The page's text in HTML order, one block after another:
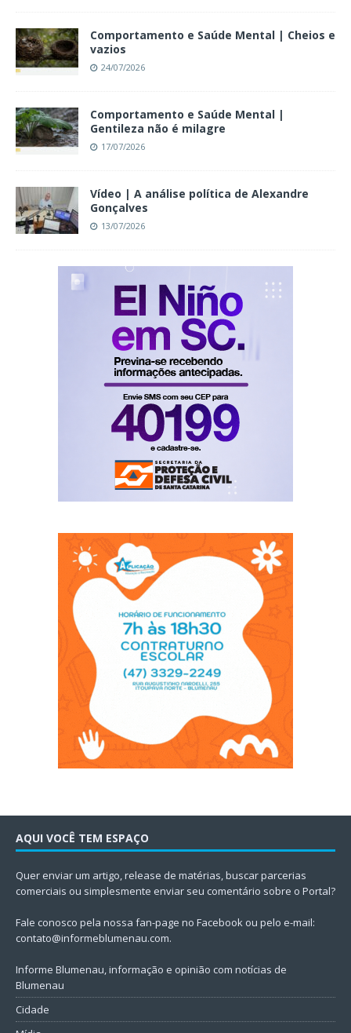
Comportamento e Saúde Mental | Cheios e
vazios
24/07/2026
Comportamento e Saúde Mental |
Gentileza não é milagre
17/07/2026
Vídeo | A análise política de Alexandre
Gonçalves
13/07/2026
AQUI VOCÊ TEM ESPAÇO
Quer enviar um artigo, release de matérias, buscar parcerias
comerciais ou simplesmente enviar seu comentário sobre o Portal?
Fale conosco pela nossa fan-page no Facebook ou pelo e-mail:
contato@informeblumenau.com.
Informe Blumenau, informação e opinião com notícias de
Blumenau
Cidade